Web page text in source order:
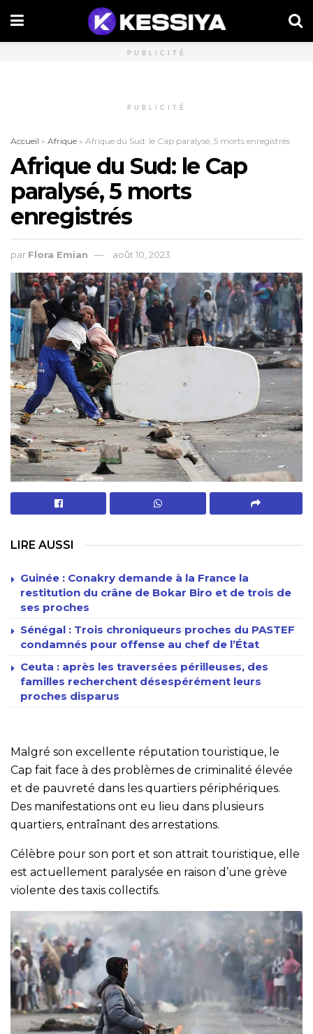
PUBLICITÉ
PUBLICITÉ
Accueil » Afrique » Afrique du Sud: le Cap paralysé, 5 morts enregistrés
Afrique du Sud: le Cap
paralysé, 5 morts
enregistrés
par Flora Emian août 10, 2023
LIRE AUSSI
Guinée : Conakry demande à la France la
restitution du crâne de Bokar Biro et de trois de
ses proches
Sénégal : Trois chroniqueurs proches du PASTEF
condamnés pour offense au chef de l’État
Ceuta : après les traversées périlleuses, des
familles recherchent désespérément leurs
proches disparus
Malgré son excellente réputation touristique, le
Cap fait face à des problèmes de criminalité élevée
et de pauvreté dans les quartiers périphériques.
Des manifestations ont eu lieu dans plusieurs
quartiers, entraînant des arrestations.
Célèbre pour son port et son attrait touristique, elle
est actuellement paralysée en raison d’une grève
violente des taxis collectifs.